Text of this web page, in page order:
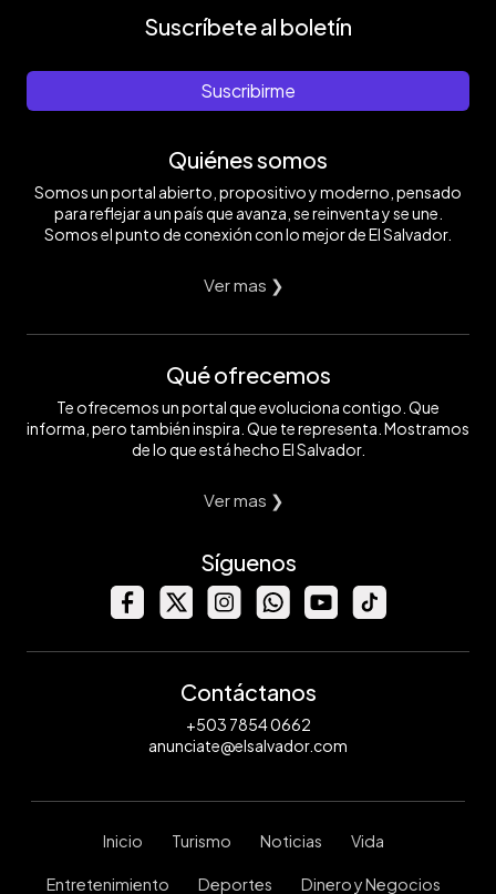
Suscríbete al boletín
Suscribirme
Quiénes somos
Somos un portal abierto, propositivo y moderno, pensado
para reflejar a un país que avanza, se reinventa y se une.
Somos el punto de conexión con lo mejor de El Salvador.
Ver mas ❯
Qué ofrecemos
Te ofrecemos un portal que evoluciona contigo. Que
informa, pero también inspira. Que te representa. Mostramos
de lo que está hecho El Salvador.
Ver mas ❯
Síguenos
Contáctanos
+503 7854 0662
anunciate@elsalvador.com
Inicio Turismo Noticias Vida
Entretenimiento Deportes Dinero y Negocios